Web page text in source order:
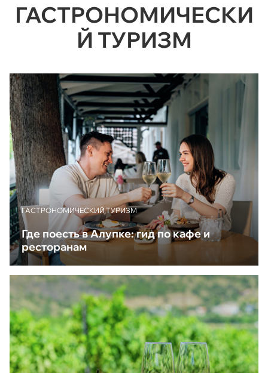
ГАСТРОНОМИЧЕСКИ
Й ТУРИЗМ
ГАСТРОНОМИЧЕСКИЙ ТУРИЗМ
Где поесть в Алупке: гид по кафе и
ресторанам